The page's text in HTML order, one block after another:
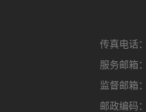
传真电话
服务邮箱
监督邮箱
邮政编码